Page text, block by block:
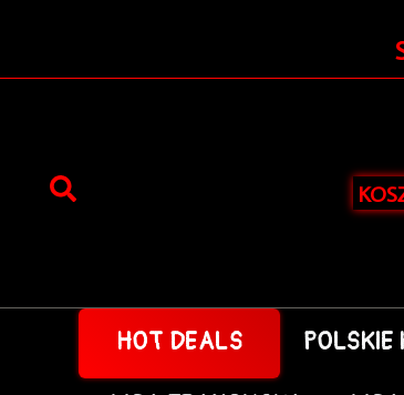
treści
HOT DEALS POLSKIE